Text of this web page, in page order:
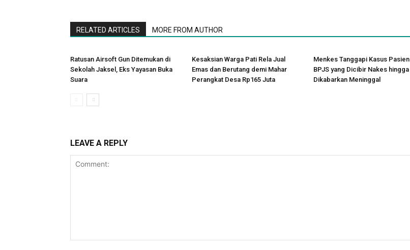
RELATED ARTICLES MORE FROM AUTHOR
Ratusan Airsoft Gun Ditemukan di
Sekolah Jaksel, Eks Yayasan Buka
Suara
Kesaksian Warga Pati Rela Jual
Emas dan Berutang demi Mahar
Perangkat Desa Rp165 Juta
Menkes Tanggapi Kasus Pasien
BPJS yang Dicibir Nakes hingga
Dikabarkan Meninggal
LEAVE A REPLY